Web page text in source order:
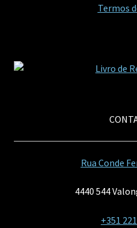
Termos
Rua Conde
4440 544
+351